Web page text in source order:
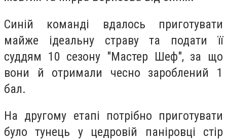
Синій команді вдалось приготувати
майже ідеальну страву та подати її
суддям 10 сезону "Мастер Шеф", за що
вони й отримали чесно зароблений 1
бал.
На другому етапі потрібно приготувати
було тунець у цедровій паніровці стір